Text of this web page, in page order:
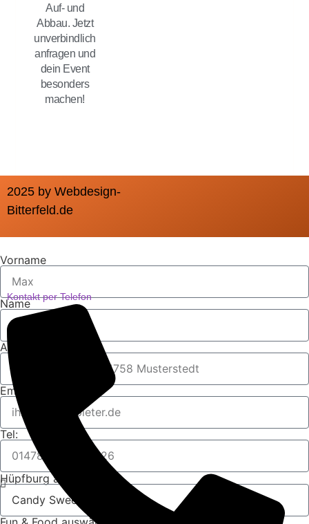
Auf- und
Abbau. Jetzt
unverbindlich
anfragen und
dein Event
besonders
machen!
2025 by Webdesign-
Bitterfeld.de
Vorname
Name
Anschrift
Email
Tel:
Hüpfburg auswählen
Kontakt per Telefon